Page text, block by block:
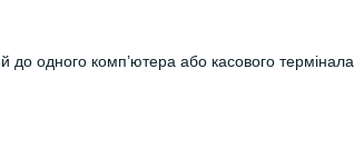
до одного комп’ютера або касового термінала.